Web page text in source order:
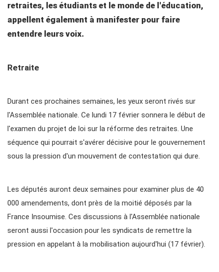
retraites, les étudiants et le monde de l'éducation,
appellent également à manifester pour faire
entendre leurs voix.
Retraite
Durant ces prochaines semaines, les yeux seront rivés sur
l'Assemblée nationale. Ce lundi 17 février sonnera le début de
l'examen du projet de loi sur la réforme des retraites. Une
séquence qui pourrait s'avérer décisive pour le gouvernement
sous la pression d'un mouvement de contestation qui dure.
Les députés auront deux semaines pour examiner plus de 40
000 amendements, dont près de la moitié déposés par la
France Insoumise. Ces discussions à l'Assemblée nationale
seront aussi l'occasion pour les syndicats de remettre la
pression en appelant à la mobilisation aujourd'hui (17 février).